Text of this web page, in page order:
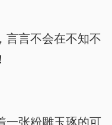
言言不会在不知不
一张粉雕玉琢的可